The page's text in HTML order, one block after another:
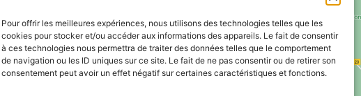
Pour offrir les meilleures expériences, nous utilisons des technologies telles que les
cookies pour stocker et/ou accéder aux informations des appareils. Le fait de consentir
à ces technologies nous permettra de traiter des données telles que le comportement
de navigation ou les ID uniques sur ce site. Le fait de ne pas consentir ou de retirer son
consentement peut avoir un effet négatif sur certaines caractéristiques et fonctions.
Voir le plan de ville